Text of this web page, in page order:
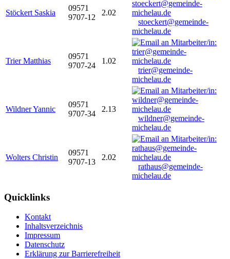
Stöckert Saskia
09571
9707-12
2.02
stoeckert@gemeinde-
michelau.de
Trier Matthias
09571
9707-24
1.02
trier@gemeinde-
michelau.de
Wildner Yannic
09571
9707-34
2.13
wildner@gemeinde-
michelau.de
Wolters Christin
09571
9707-13
2.02
rathaus@gemeinde-
michelau.de
Quicklinks
Kontakt
Inhaltsverzeichnis
Impressum
Datenschutz
Erklärung zur Barrierefreiheit